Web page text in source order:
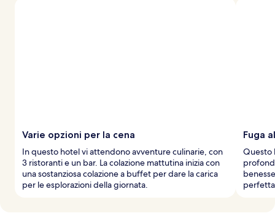
Varie opzioni per la cena
In questo hotel vi attendono avventure culinarie, con
3 ristoranti e un bar. La colazione mattutina inizia con
una sostanziosa colazione a buffet per dare la carica
per le esplorazioni della giornata.
Fuga
Questo